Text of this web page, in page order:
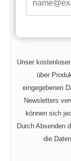
Unser
über
eingegebenen
Newsletters
können sich
Durch Absenden
die